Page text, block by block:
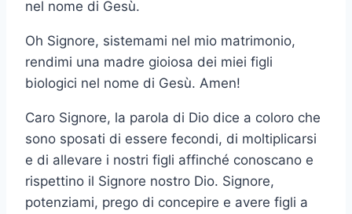
nel nome di Gesù.
Oh Signore, sistemami nel mio matrimonio,
rendimi una madre gioiosa dei miei figli
biologici nel nome di Gesù. Amen!
Caro Signore, la parola di Dio dice a coloro che
sono sposati di essere fecondi, di moltiplicarsi
e di allevare i nostri figli affinché conoscano e
rispettino il Signore nostro Dio. Signore,
potenziami, prego di concepire e avere figli a